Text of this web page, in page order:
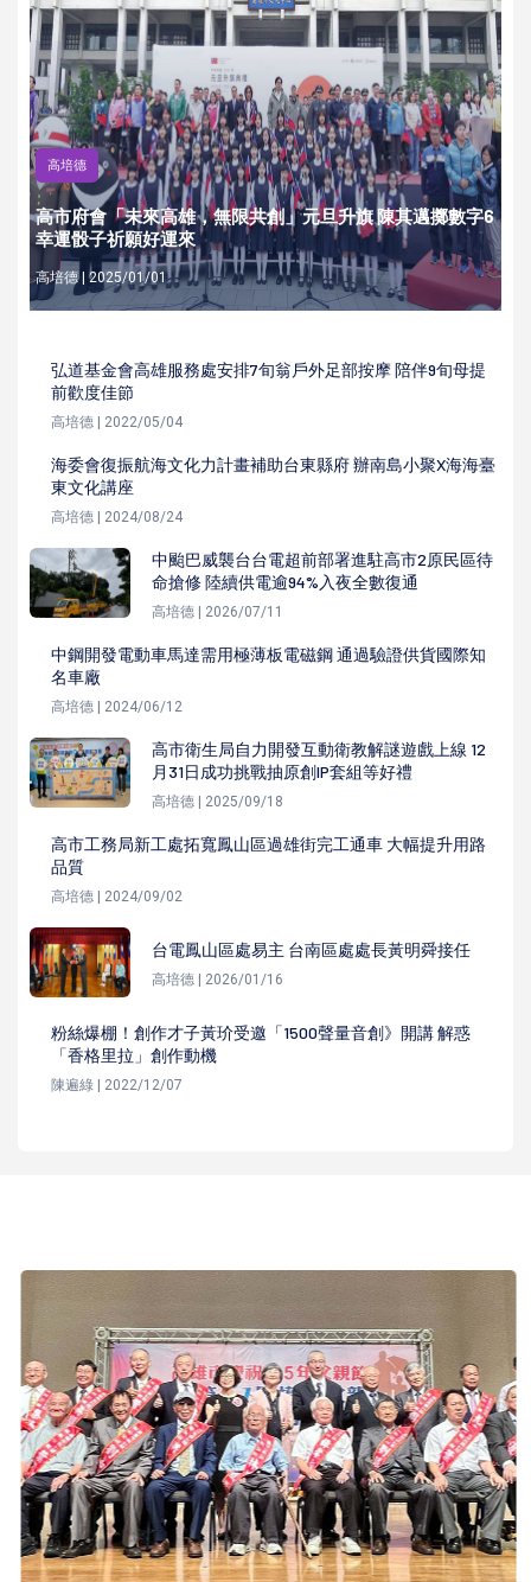
高培德
高市府會「未來高雄，無限共創」元旦升旗 陳其邁擲數字6
幸運骰子祈願好運來
高培德 | 2025/01/01
弘道基金會高雄服務處安排7旬翁戶外足部按摩 陪伴9旬母提
前歡度佳節
高培德 | 2022/05/04
海委會復振航海文化力計畫補助台東縣府 辦南島小聚X海海臺
東文化講座
高培德 | 2024/08/24
中颱巴威襲台台電超前部署進駐高市2原民區待
命搶修 陸續供電逾94%入夜全數復通
高培德 | 2026/07/11
中鋼開發電動車馬達需用極薄板電磁鋼 通過驗證供貨國際知
名車廠
高培德 | 2024/06/12
高市衛生局自力開發互動衛教解謎遊戲上線 12
月31日成功挑戰抽原創IP套組等好禮
高培德 | 2025/09/18
高市工務局新工處拓寬鳳山區過雄街完工通車 大幅提升用路
品質
高培德 | 2024/09/02
台電鳳山區處易主 台南區處處長黃明舜接任
高培德 | 2026/01/16
粉絲爆棚！創作才子黃玠受邀「1500聲量音創》開講 解惑
「香格里拉」創作動機
陳遍綠 | 2022/12/07